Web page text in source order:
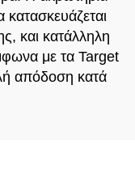
και κατάλληλη
με τα Target
απόδοση κατά